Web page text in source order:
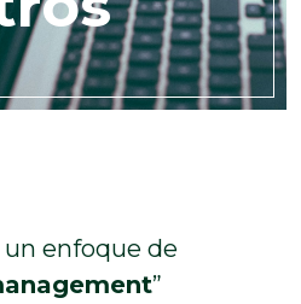
enfoque de
”